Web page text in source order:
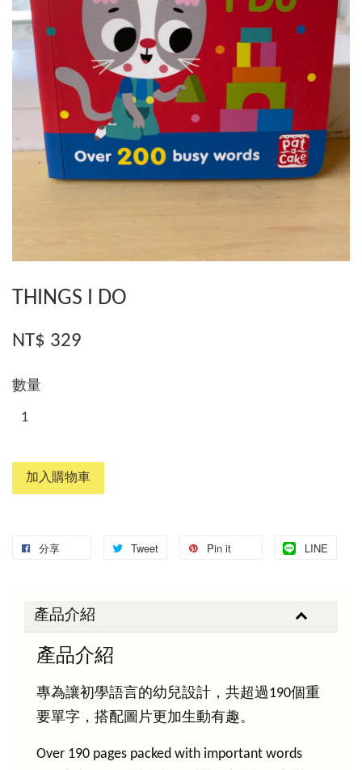
THINGS I DO
NT$ 329
數量
加入購物車
分享 Tweet Pin it LINE
產品介紹
產品介紹
專為讓初學語言的幼兒設計，共超過190個重
要單字，搭配圖片更加生動有趣。
Over 190 pages packed with important words